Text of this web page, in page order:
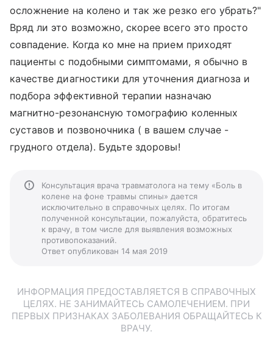
осложнение на колено и так же резко его убрать?"
Вряд ли это возможно, скорее всего это просто
совпадение. Когда ко мне на прием приходят
пациенты с подобными симптомами, я обычно в
качестве диагностики для уточнения диагноза и
подбора эффективной терапии назначаю
магнитно-резонансную томографию коленных
суставов и позвоночника ( в вашем случае -
грудного отдела). Будьте здоровы!
Консультация врача травматолога на тему «Боль в
колене на фоне травмы спины» дается
исключительно в справочных целях. По итогам
полученной консультации, пожалуйста, обратитесь
к врачу, в том числе для выявления возможных
противопоказаний.
Ответ опубликован 14 мая 2019
ИНФОРМАЦИЯ ПРЕДОСТАВЛЯЕТСЯ В СПРАВОЧНЫХ
ЦЕЛЯХ. НЕ ЗАНИМАЙТЕСЬ САМОЛЕЧЕНИЕМ. ПРИ
ПЕРВЫХ ПРИЗНАКАХ ЗАБОЛЕВАНИЯ ОБРАЩАЙТЕСЬ К
ВРАЧУ.